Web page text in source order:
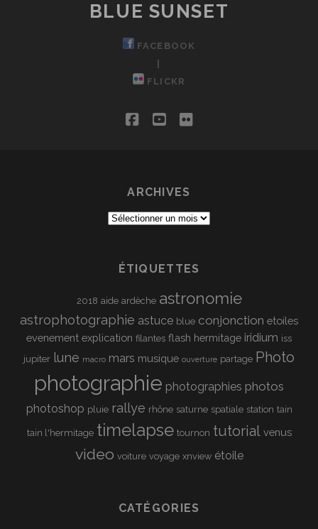
BLUE SUNSET
FACEBOOK
FLICKR
facebook
youtube
flickr
ARCHIVES
Archives
ÉTIQUETTES
2018 aide ardèche astronomie
astrophotographie astuce blue conjonction etoiles
evenement explication filantes flash hermitage iridium iss
jupiter lune macro mars musique ouverture partage Photo
photographie photographies photos
photoshop pluie rallye rhône saturne spatiale station tain
tain l'hermitage timelapse tournon tutorial venus
video voiture voyage xnview étoile
CATÉGORIES